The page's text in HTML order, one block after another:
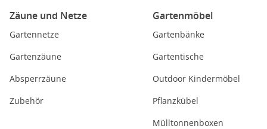
Zäune und Netze
Gartennetze
Gartenzäune
Absperrzäune
Zubehör
Gartenmöbel
Gartenbänke
Gartentische
Outdoor Kindermöbel
Pflanzkübel
Mülltonnenboxen